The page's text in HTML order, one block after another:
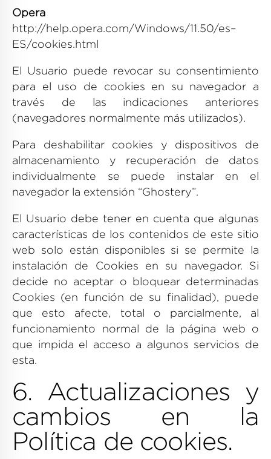
Opera
http://help.opera.com/Windows/11.50/es–
ES/cookies.html
El Usuario puede revocar su consentimiento
para el uso de cookies en su navegador a
través de las indicaciones anteriores
(navegadores normalmente más utilizados).
Para deshabilitar cookies y dispositivos de
almacenamiento y recuperación de datos
individualmente se puede instalar en el
navegador la extensión “Ghostery”.
El Usuario debe tener en cuenta que algunas
características de los contenidos de este sitio
web solo están disponibles si se permite la
instalación de Cookies en su navegador. Si
decide no aceptar o bloquear determinadas
Cookies (en función de su finalidad), puede
que esto afecte, total o parcialmente, al
funcionamiento normal de la página web o
que impida el acceso a algunos servicios de
esta.
6. Actualizaciones y
cambios en la
Política de cookies.